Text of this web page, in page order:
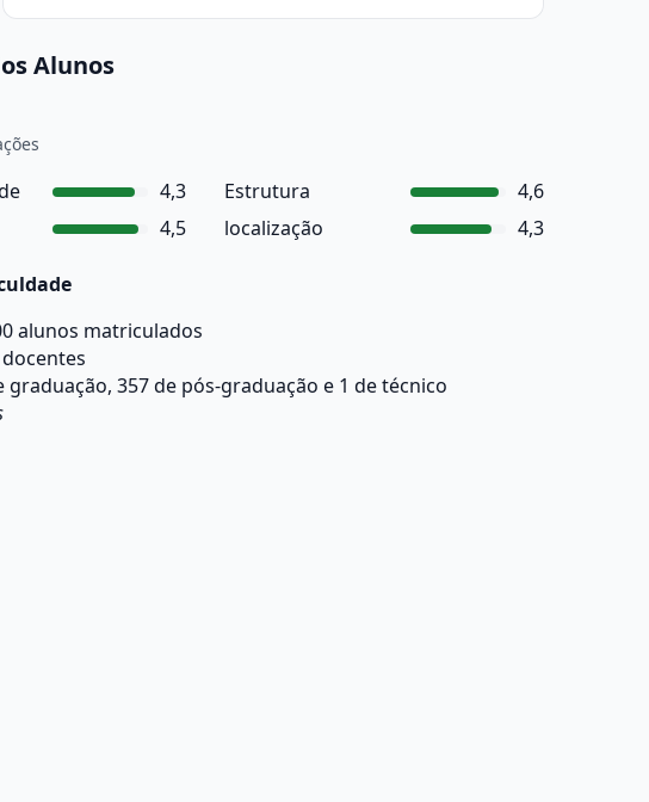
Alunos
4,3 Estrutura
4,6
4,5 localização 4,3
alunos matriculados
graduação, 357 de pós-graduação e 1 de técnico